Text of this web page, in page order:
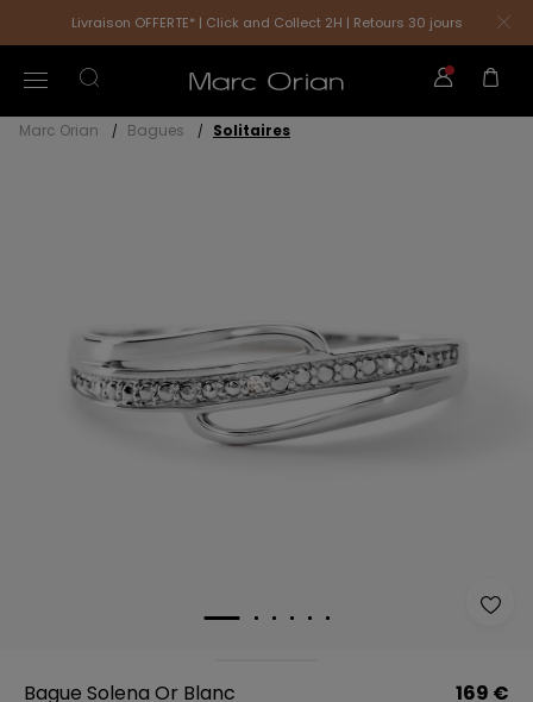
Livraison OFFERTE* | Click and Collect 2H | Retours 30 jours
Marc Orian Bagues Solitaires
Bague Solena Or Blanc
169 €